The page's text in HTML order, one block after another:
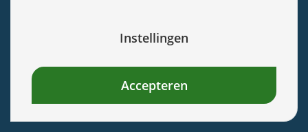
c
n
Accepteren
Instellingen
Veelgestelde vragen